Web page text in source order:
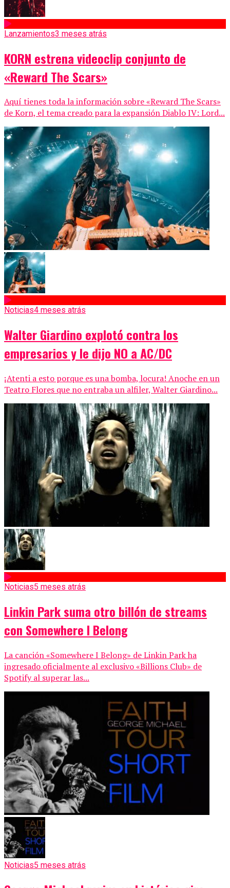
Lanzamientos3 meses atrás
KORN estrena videoclip conjunto de
«Reward The Scars»
Aquí tienes toda la información sobre «Reward The Scars»
de Korn, el tema creado para la expansión Diablo IV: Lord...
Noticias4 meses atrás
Walter Giardino explotó contra los
empresarios y le dijo NO a AC/DC
¡Atenti a esto porque es una bomba, locura! Anoche en un
Teatro Flores que no entraba un alfiler, Walter Giardino...
Noticias5 meses atrás
Linkin Park suma otro billón de streams
con Somewhere I Belong
La canción «Somewhere I Belong» de Linkin Park ha
ingresado oficialmente al exclusivo «Billions Club» de
Spotify al superar las...
Noticias5 meses atrás